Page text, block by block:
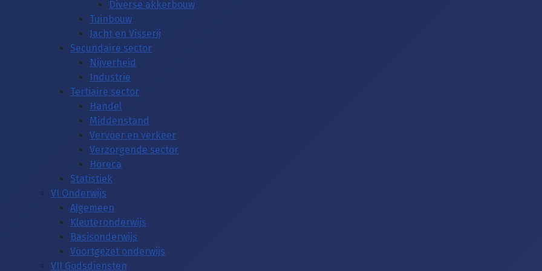
Diverse akkerbouw
Tuinbouw
Jacht en Visserij
Secundaire sector
Nijverheid
Industrie
Tertiaire sector
Handel
Middenstand
Vervoer en verkeer
Verzorgende sector
Horeca
Statistiek
VI Onderwijs
Algemeen
Kleuteronderwijs
Basisonderwijs
Voortgezet onderwijs
VII Godsdiensten